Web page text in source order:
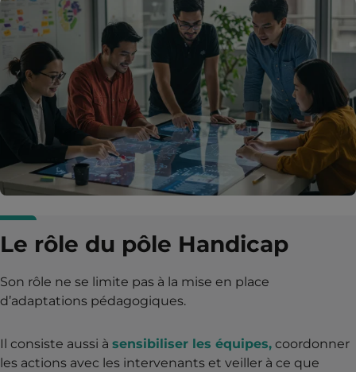
Le rôle du pôle Handicap
Son rôle ne se limite pas à la mise en place
d’adaptations pédagogiques.
Il consiste aussi à sensibiliser les équipes, coordonner
les actions avec les intervenants et veiller à ce que